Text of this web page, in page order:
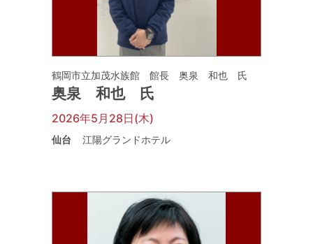
鶴岡市立加茂水族館 館長 奥泉 和也 氏
奥泉 和也 氏
2026年5月28日(木)
仙台 江陽グランドホテル